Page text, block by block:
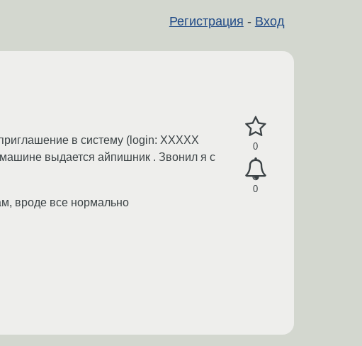
Регистрация - Вход
0
0
в систему (login: XXXXX
машине выдается айпишник . Звонил я с
вроде все нормально